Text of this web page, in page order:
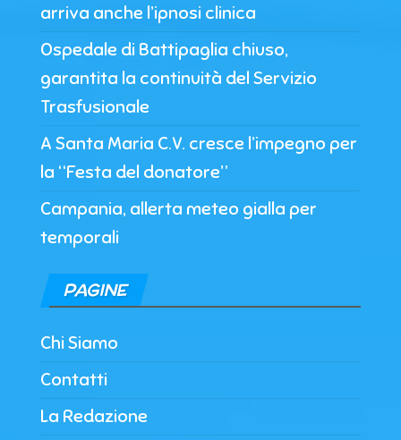
arriva anche l’ipnosi clinica
Ospedale di Battipaglia chiuso,
garantita la continuità del Servizio
Trasfusionale
A Santa Maria C.V. cresce l’impegno per
la “Festa del donatore”
Campania, allerta meteo gialla per
temporali
PAGINE
Chi Siamo
Contatti
La Redazione